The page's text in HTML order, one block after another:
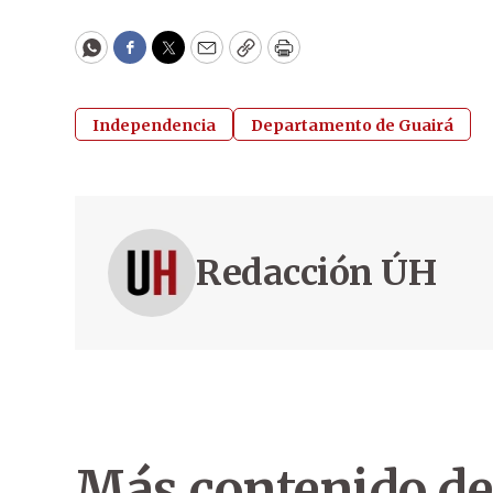
WhatsApp
Facebook
Twitter
EmailCopyPrint
Independencia Departamento de Guairá
Redacción ÚH